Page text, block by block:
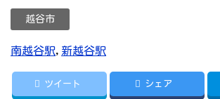
越谷市
南越谷駅, 新越谷駅
ツイート シェア